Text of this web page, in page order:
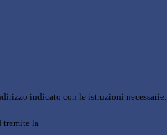
indicato con le istruzioni necessarie.
tramite la